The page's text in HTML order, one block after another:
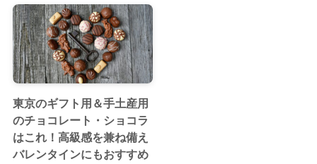
東京のギフト用＆手土産用
のチョコレート・ショコラ
はこれ！高級感を兼ね備え
バレンタインにもおすすめ